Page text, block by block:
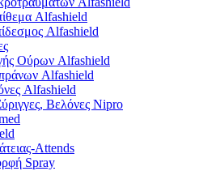
Alfashield
Alfashield
Ούρων Alfashield
Alfashield
Alfashield
Βελόνες Nipro
Attends
Spray